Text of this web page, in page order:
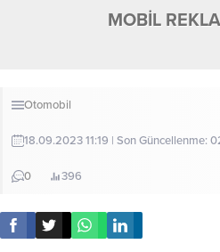
MOBİL
Otomobil
18.09.2023 11:19 | Son Güncellenme:
0 396